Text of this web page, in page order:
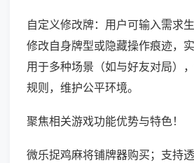
自定义修改牌：用户可输入需求
修改自身牌型或隐藏操作痕迹，
用于多种场景（如与好友对局）
规则，维护公平环境。
聚焦相关游戏功能优势与特色！
微乐捉鸡麻将铺牌器购买；支持